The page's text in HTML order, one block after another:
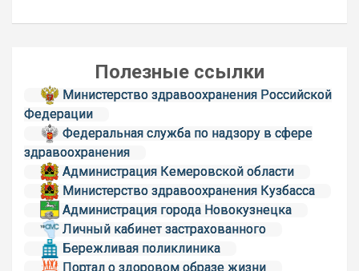
Полезные ссылки
Министерство здравоохранения Российской
Федерации
Федеральная служба по надзору в сфере
здравоохранения
Администрация Кемеровской области
Министерство здравоохранения Кузбасса
Администрация города Новокузнецка
Личный кабинет застрахованного
Бережливая поликлиника
Портал о здоровом образе жизни